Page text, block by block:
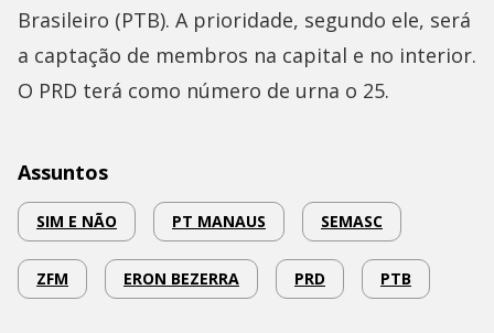
Brasileiro (PTB). A prioridade, segundo ele, será
a captação de membros na capital e no interior.
O PRD terá como número de urna o 25.
Assuntos
SIM E NÃO PT MANAUS SEMASC
ZFM ERON BEZERRA PRD PTB